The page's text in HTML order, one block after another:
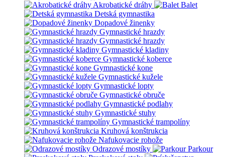
Akrobatické dráhy
Balet
Detská gymnastika
Dopadové žinenky
Gymnastické hrazdy
Gymnastické hrazdy
Gymnastické kladiny
Gymnastické koberce
Gymnastické kone
Gymnastické kužele
Gymnastické lopty
Gymnastické obruče
Gymnastické podlahy
Gymnastické stuhy
Gymnastické trampolíny
Kruhová konštrukcia
Nafukovacie rohože
Odrazové mostíky
Parkour